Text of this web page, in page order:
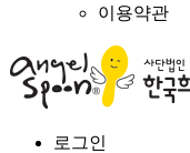
이용약관
로그인